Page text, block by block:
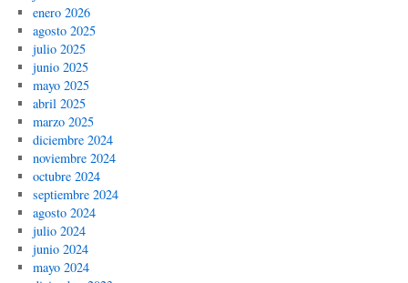
enero 2026
agosto 2025
julio 2025
junio 2025
mayo 2025
abril 2025
marzo 2025
diciembre 2024
noviembre 2024
octubre 2024
septiembre 2024
agosto 2024
julio 2024
junio 2024
mayo 2024